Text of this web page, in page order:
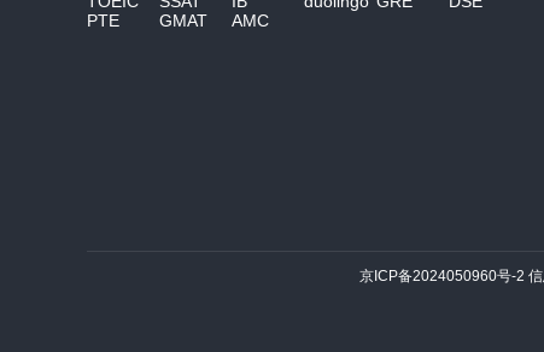
PTE
GMAT AMC
京ICP备2024050960号-2